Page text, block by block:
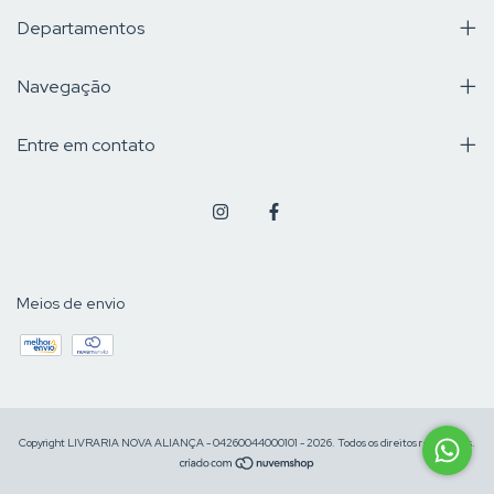
Departamentos
Navegação
Entre em contato
Meios de envio
Copyright LIVRARIA NOVA ALIANÇA - 04260044000101 - 2026. Todos os direitos reservados.